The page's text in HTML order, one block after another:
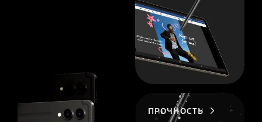
ПРОЧНОСТЬ